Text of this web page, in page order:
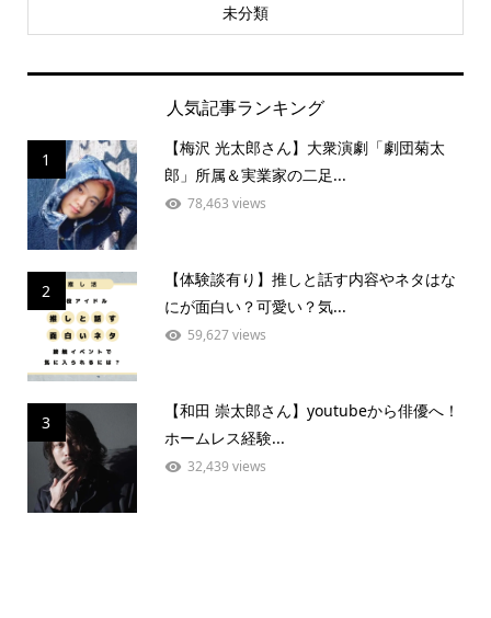
未分類
人気記事ランキング
1
【梅沢 光太郎さん】大衆演劇「劇団菊太
郎」所属＆実業家の二足...
78,463 views
2
【体験談有り】推しと話す内容やネタはな
にが面白い？可愛い？気...
59,627 views
3
【和田 崇太郎さん】youtubeから俳優へ！
ホームレス経験...
32,439 views